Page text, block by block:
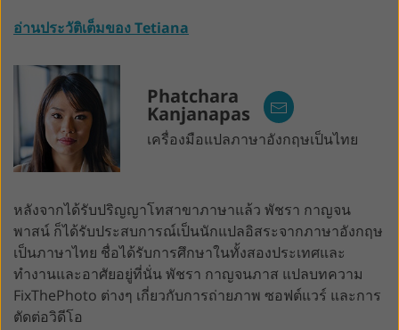
อ่านประวัติเต็มของ Tetiana
Phatchara
Kanjanapas
เครื่องมือแปลภาษาอังกฤษเป็นไทย
หลังจากได้รับปริญญาโทสาขาภาษาแล้ว พัชรา กาญจน
พาสน์ ก็ได้รับประสบการณ์เป็นนักแปลอิสระจากภาษาอังกฤษ
เป็นภาษาไทย ชื่อได้รับการศึกษาในทั้งสองประเทศและ
ทำงานและอาศัยอยู่ที่นั่น พัชรา กาญจนภาส แปลบทความ
FixThePhoto ต่างๆ เกี่ยวกับการถ่ายภาพ ซอฟต์แวร์ และการ
ตัดต่อวิดีโอ